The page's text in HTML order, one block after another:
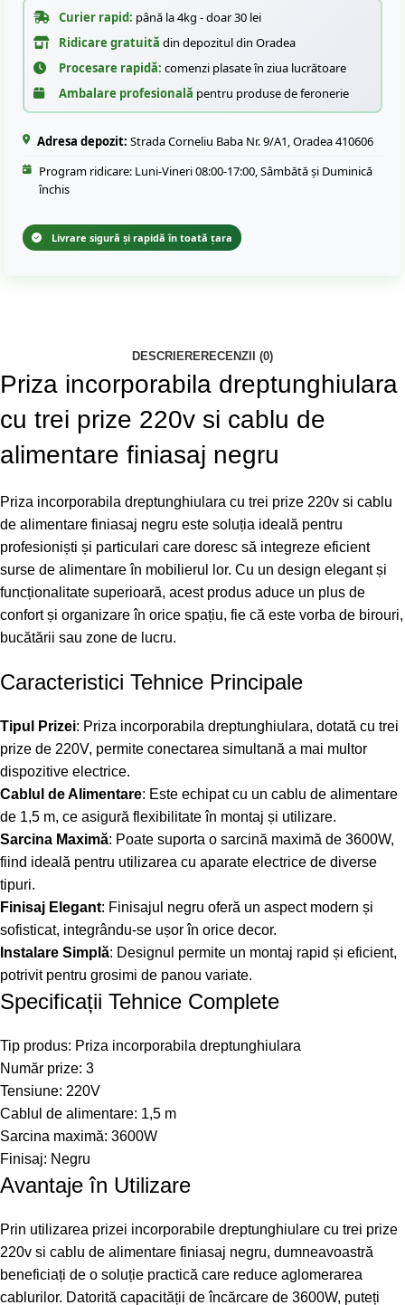
Curier rapid: până la 4kg - doar 30 lei
Ridicare gratuită din depozitul din Oradea
Procesare rapidă: comenzi plasate în ziua lucrătoare
Ambalare profesională pentru produse de feronerie
Adresa depozit: Strada Corneliu Baba Nr. 9/A1, Oradea 410606
Program ridicare: Luni-Vineri 08:00-17:00, Sâmbătă și Duminică
închis
Livrare sigură și rapidă în toată țara
DESCRIERERECENZII (0)
Priza incorporabila dreptunghiulara
cu trei prize 220v si cablu de
alimentare finiasaj negru
Priza incorporabila dreptunghiulara cu trei prize 220v si cablu
de alimentare finiasaj negru este soluția ideală pentru
profesioniști și particulari care doresc să integreze eficient
surse de alimentare în mobilierul lor. Cu un design elegant și
funcționalitate superioară, acest produs aduce un plus de
confort și organizare în orice spațiu, fie că este vorba de birouri,
bucătării sau zone de lucru.
Caracteristici Tehnice Principale
Tipul Prizei: Priza incorporabila dreptunghiulara, dotată cu trei
prize de 220V, permite conectarea simultană a mai multor
dispozitive electrice.
Cablul de Alimentare: Este echipat cu un cablu de alimentare
de 1,5 m, ce asigură flexibilitate în montaj și utilizare.
Sarcina Maximă: Poate suporta o sarcină maximă de 3600W,
fiind ideală pentru utilizarea cu aparate electrice de diverse
tipuri.
Finisaj Elegant: Finisajul negru oferă un aspect modern și
sofisticat, integrându-se ușor în orice decor.
Instalare Simplă: Designul permite un montaj rapid și eficient,
potrivit pentru grosimi de panou variate.
Specificații Tehnice Complete
Tip produs: Priza incorporabila dreptunghiulara
Număr prize: 3
Tensiune: 220V
Cablul de alimentare: 1,5 m
Sarcina maximă: 3600W
Finisaj: Negru
Avantaje în Utilizare
Prin utilizarea prizei incorporabile dreptunghiulare cu trei prize
220v si cablu de alimentare finiasaj negru, dumneavoastră
beneficiați de o soluție practică care reduce aglomerarea
cablurilor. Datorită capacității de încărcare de 3600W, puteți